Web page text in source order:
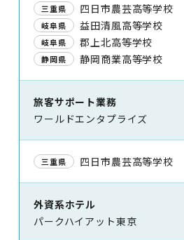
三重県 四日市農芸高等学校
岐阜県 益田清風高等学校
岐阜県 郡上北高等学校
静岡県 静岡商業高等学校
旅客サポート業務
ワールドエンタプライズ
三重県 四日市農芸高等学校
外資系ホテル
パークハイアット東京